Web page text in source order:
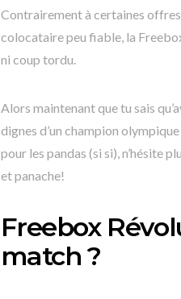
Contrairement à certaines
colocataire peu fiable, la
ni coup tordu.
Alors maintenant que tu sais
dignes d’un champion
pour les pandas (si si), n’hésite
et panache!
Freebox
match ?